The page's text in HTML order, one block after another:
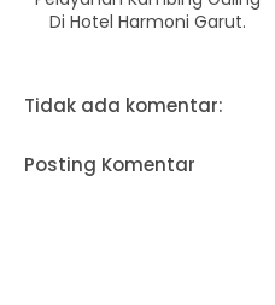
Di Hotel Harmoni Garut.
Tidak ada komentar:
Posting Komentar